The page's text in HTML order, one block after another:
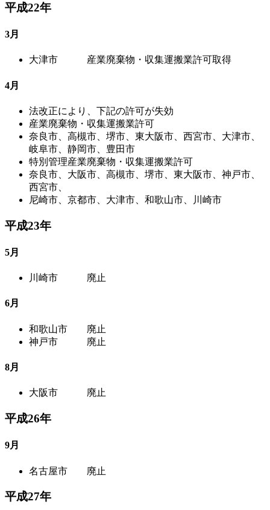
平成22年
3月
大津市 産業廃棄物・収集運搬業許可取得
4月
法改正により、下記の許可が失効
産業廃棄物・収集運搬業許可
奈良市、高槻市、堺市、東大阪市、西宮市、大津市、
岐阜市、静岡市、豊田市
特別管理産業廃棄物・収集運搬業許可
奈良市、大阪市、高槻市、堺市、東大阪市、神戸市、
西宮市、
尼崎市、京都市、大津市、和歌山市、川崎市
平成23年
5月
川崎市 廃止
6月
和歌山市 廃止
神戸市 廃止
8月
大阪市 廃止
平成26年
9月
名古屋市 廃止
平成27年